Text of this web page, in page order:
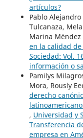
artículos?
Pablo
Tulcanaza,
Marina Méndez
en la calidad
Sociedad: Vol.
información o
Pamilys
Mora, Rously
derecho
, Universidad y
Transferencia
empresa en